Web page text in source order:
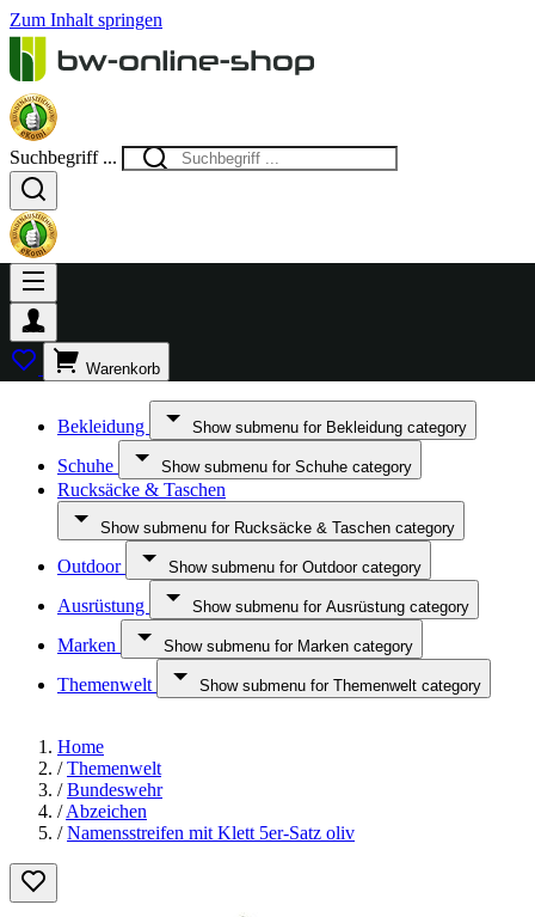
Zum Inhalt springen
Suchbegriff ...
Warenkorb
Bekleidung Show submenu for Bekleidung category
Schuhe Show submenu for Schuhe category
Rucksäcke & Taschen
Show submenu for Rucksäcke & Taschen category
Outdoor Show submenu for Outdoor category
Ausrüstung Show submenu for Ausrüstung category
Marken Show submenu for Marken category
Themenwelt Show submenu for Themenwelt category
Home
/ Themenwelt
/ Bundeswehr
/ Abzeichen
/ Namensstreifen mit Klett 5er-Satz oliv